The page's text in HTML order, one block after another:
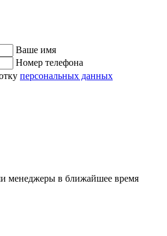
Ваше имя
Номер телефона
персональных данных
менеджеры в ближайшее время